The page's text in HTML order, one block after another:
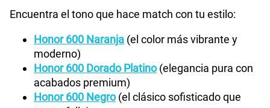
Encuentra el tono que hace match con tu estilo:
Honor 600 Naranja (el color más vibrante y
moderno)
Honor 600 Dorado Platino(elegancia pura con
acabados premium)
Honor 600 Negro(el clásico sofisticado que